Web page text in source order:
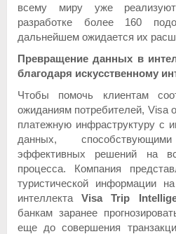
всему миру уже
разработке более 160
дальнейшем ожидается их
Превращение данных в
благодаря искусственному
Чтобы помочь клиентам
ожиданиям потребителей, Visa
платежную инфраструктуру с
данных,
эффективных решений на
процесса. Компания
туристической информации
интеллектаVisa Trip
банкам заранее
еще до совершения